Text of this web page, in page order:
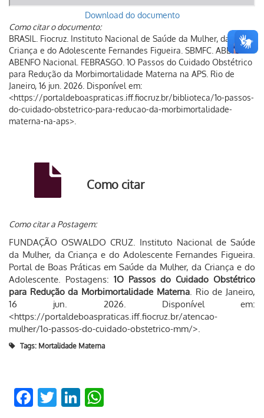
Download do documento
Como citar o documento:
BRASIL. Fiocruz. Instituto Nacional de Saúde da Mulher, da
Criança e do Adolescente Fernandes Figueira. SBMFC. ABEFACO.
ABENFO Nacional. FEBRASGO. 1O Passos do Cuidado Obstétrico
para Redução da Morbimortalidade Materna na APS. Rio de
Janeiro, 16 jun. 2026. Disponível em:
<https://portaldeboaspraticas.iff.fiocruz.br/biblioteca/1o-passos-
do-cuidado-obstetrico-para-reducao-da-morbimortalidade-
materna-na-aps>.
Como citar
Como citar a Postagem:
FUNDAÇÃO OSWALDO CRUZ. Instituto Nacional de Saúde
da Mulher, da Criança e do Adolescente Fernandes Figueira.
Portal de Boas Práticas em Saúde da Mulher, da Criança e do
Adolescente. Postagens: 1O Passos do Cuidado Obstétrico
para Redução da Morbimortalidade Materna. Rio de Janeiro,
16 jun. 2026. Disponível em:
<https://portaldeboaspraticas.iff.fiocruz.br/atencao-
mulher/1o-passos-do-cuidado-obstetrico-mm/>.
Tags: Mortalidade Materna
Facebook
TwitterLinkedIn